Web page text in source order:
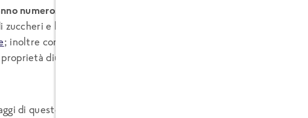
numerosi benefici:
zuccheri e hanno capacità depurative,
; inoltre contribuiscono a migliorare il metabolismo del fegato e
diuretiche.
di questo alimento sono indiscutibili, bisogna comunque ricordare